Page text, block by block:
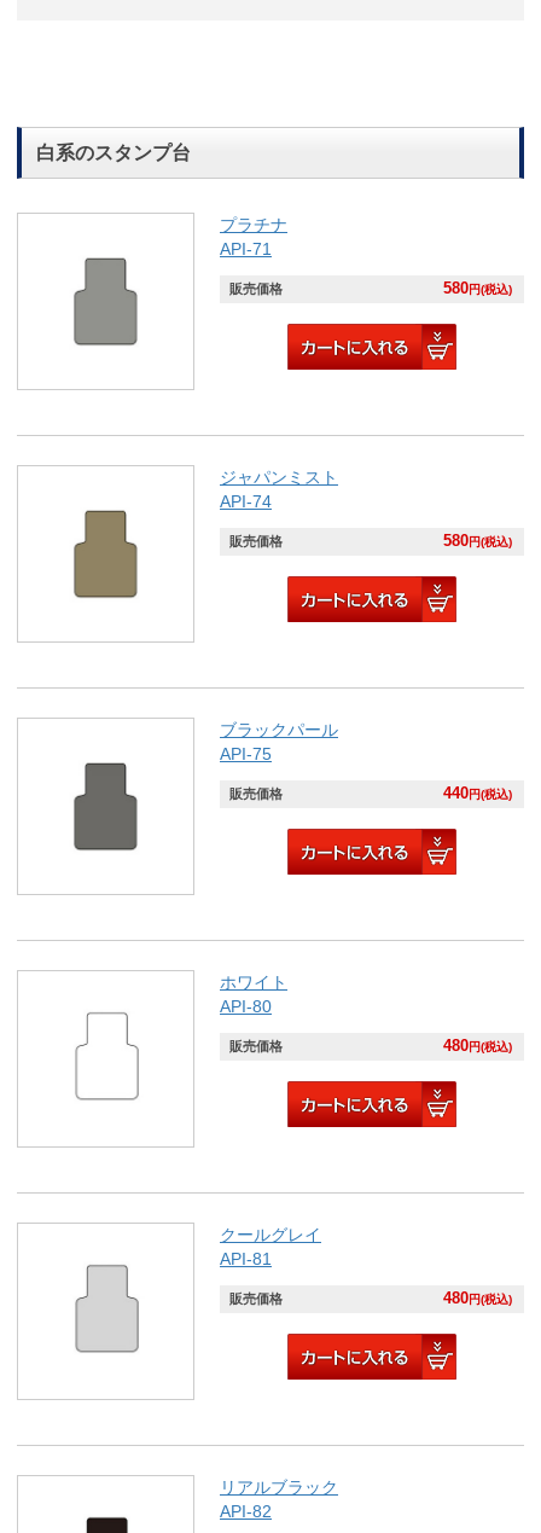
白系のスタンプ台
プラチナ
API-71
販売価格 580円(税込)
ジャパンミスト
API-74
販売価格 580円(税込)
ブラックパール
API-75
販売価格 440円(税込)
ホワイト
API-80
販売価格 480円(税込)
クールグレイ
API-81
販売価格 480円(税込)
リアルブラック
API-82